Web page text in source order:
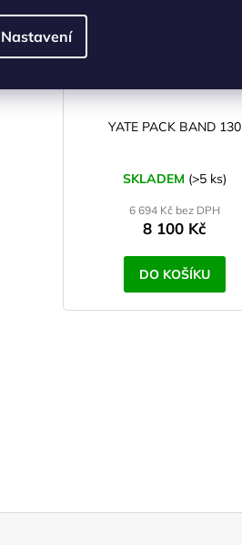
Nastavení
YATE PACK BAND 130
SKLADEM (>5 ks)
6 694 Kč bez DPH
8 100 Kč
DO KOŠÍKU